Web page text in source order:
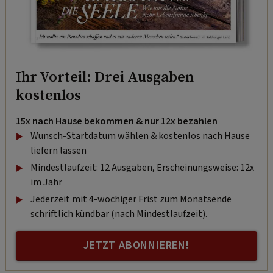
Ihr Vorteil: Drei Ausgaben
kostenlos
15x nach Hause bekommen & nur 12x bezahlen
Wunsch-Startdatum wählen & kostenlos nach Hause
liefern lassen
Mindestlaufzeit: 12 Ausgaben, Erscheinungsweise: 12x
im Jahr
Jederzeit mit 4-wöchiger Frist zum Monatsende
schriftlich kündbar (nach Mindestlaufzeit).
JETZT ABONNIEREN!